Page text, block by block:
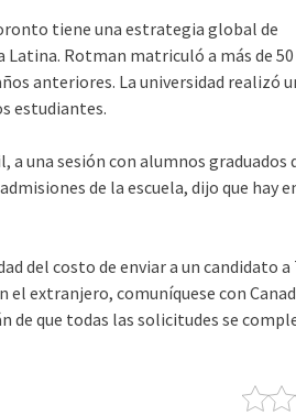
tiene una estrategia global de
Rotman matriculó a más de
anteriores. La universidad realizó
estudiantes.
una sesión con alumnos graduados
de la escuela, dijo que hay
del costo de enviar a un candidato
extranjero, comuníquese con
de que todas las solicitudes se